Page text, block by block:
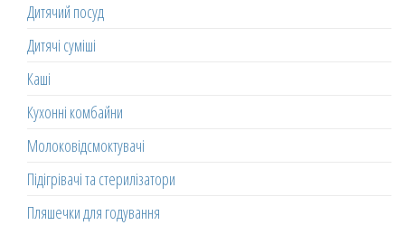
Дитячий посуд
Дитячі суміші
Каші
Кухонні комбайни
Молоковідсмоктувачі
Підігрівачі та стерилізатори
Пляшечки для годування